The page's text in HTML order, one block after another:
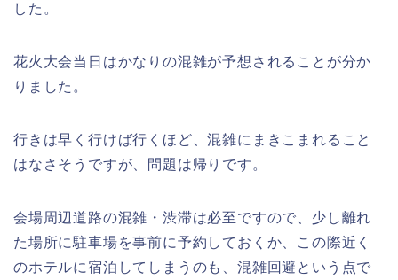
した。
花火大会当日はかなりの混雑が予想されることが分か
りました。
行きは早く行けば行くほど、混雑にまきこまれること
はなさそうですが、問題は帰りです。
会場周辺道路の混雑・渋滞は必至ですので、少し離れ
た場所に駐車場を事前に予約しておくか、この際近く
のホテルに宿泊してしまうのも、混雑回避という点で